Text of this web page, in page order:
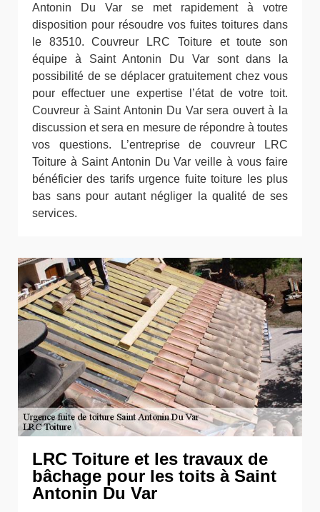
Antonin Du Var se met rapidement à votre
disposition pour résoudre vos fuites toitures dans
le 83510. Couvreur LRC Toiture et toute son
équipe à Saint Antonin Du Var sont dans la
possibilité de se déplacer gratuitement chez vous
pour effectuer une expertise l’état de votre toit.
Couvreur à Saint Antonin Du Var sera ouvert à la
discussion et sera en mesure de répondre à toutes
vos questions. L’entreprise de couvreur LRC
Toiture à Saint Antonin Du Var veille à vous faire
bénéficier des tarifs urgence fuite toiture les plus
bas sans pour autant négliger la qualité de ses
services.
LRC Toiture et les travaux de
bâchage pour les toits à Saint
Antonin Du Var